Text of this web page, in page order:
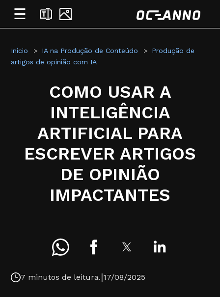
☰
Início IA na Produção de Conteúdo
Produção de
artigos de opinião com IA
COMO USAR A
INTELIGÊNCIA
ARTIFICIAL PARA
ESCREVER ARTIGOS
DE OPINIÃO
IMPACTANTES
7 minutos de leitura.|17/08/2025